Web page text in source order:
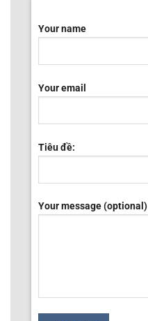
Your name
Your email
Tiêu đề:
Your message (optional)